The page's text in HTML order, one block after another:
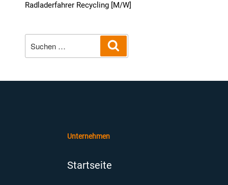
Radladerfahrer Recycling [M/W]
nach:
Unternehmen
Startseite